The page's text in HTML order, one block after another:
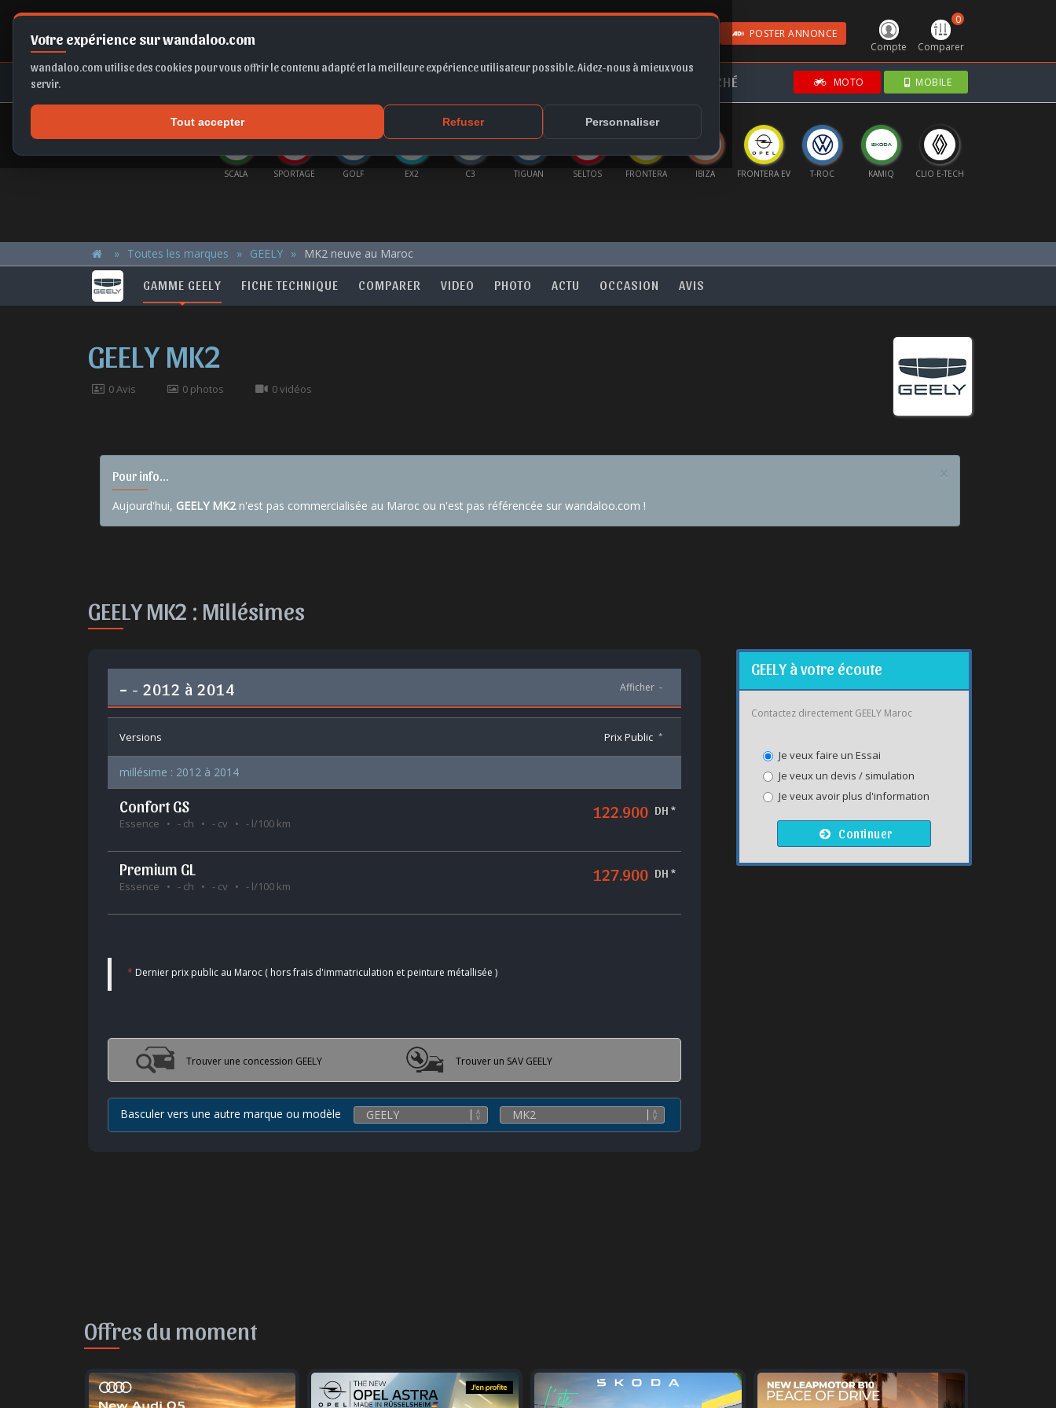
Votre expérience sur wandaloo.com
wandaloo.com utilise des cookies pour vous offrir le contenu adapté et la meilleure expérience utilisateur possible. Aidez-nous à mieux vous
servir.
Tout accepter Refuser Personnaliser
Compte
0
Comparer
POSTER ANNONCE
MARCHÉ MOTO MOBILE
SCALA SPORTAGE GOLF EX2 C3 TIGUAN SELTOS FRONTERA IBIZA FRONTERA EV T-ROC KAMIQ CLIO E-TECH
Toutes les marques GEELY MK2 neuve au Maroc
GAMME GEELY FICHE TECHNIQUE COMPARER VIDEO PHOTO ACTU OCCASION AVIS
GEELY MK2
0 Avis 0 photos 0 vidéos
×
Pour info...
Aujourd'hui, GEELY MK2n'est pas commercialisée au Maroc ou n'est pas référencée sur wandaloo.com !
GEELY MK2 : Millésimes
- - 2012 à 2014 Afficher -
Versions Prix Public *
millésime : 2012 à 2014
Confort GS
Essence - ch - cv - l/100 km
122.900 DH *
Premium GL
Essence - ch - cv - l/100 km
127.900 DH *
* Dernier prix public au Maroc ( hors frais d'immatriculation et peinture métallisée )
Trouver une concession GEELY Trouver un SAV GEELY
Basculer vers une autre marque ou modèle
GEELY à votre écoute
Contactez directement GEELY Maroc
Je veux faire un Essai
Je veux un devis / simulation
Je veux avoir plus d'information
Continuer
Offres du moment